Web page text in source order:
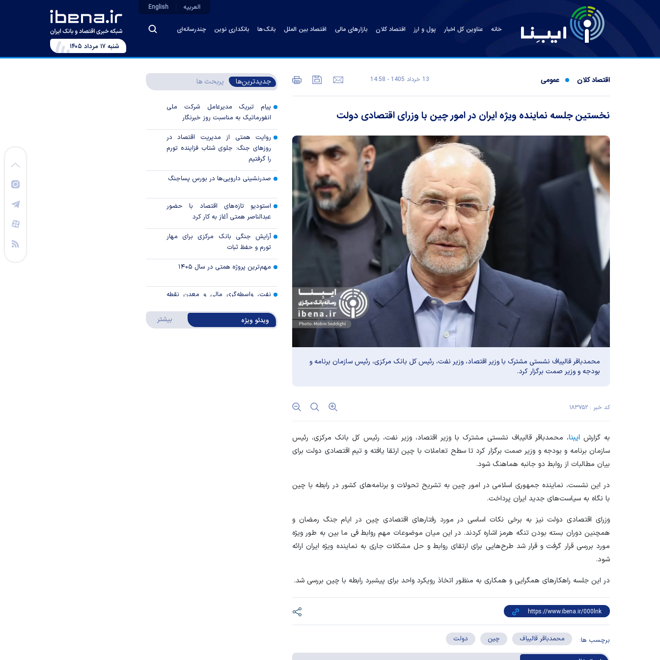
خانه عناوین کل اخبار پول و ارز اقتصاد کلان بازارهای مالی اقتصاد بین الملل بانک‌ها بانکداری نوین چندرسانه‌ای
العربیه English
شنبه ۱۷ مرداد ۱۴۰۵
اقتصاد کلان عمومی 13 خرداد 1405 - 14:58
نخستین جلسه نماینده ویژه ایران در امور چین با وزرای اقتصادی دولت
محمدباقر قالیباف نشستی مشترک با وزیر اقتصاد، وزیر نفت، رئیس کل بانک مرکزی، رئیس سازمان برنامه و
بودجه و وزیر صمت برگزار کرد.
کد خبر : ۱۸۳۷۵۲
به گزارش ایبنا، محمدباقر قالیباف نشستی مشترک با وزیر اقتصاد، وزیر نفت، رئیس کل بانک مرکزی، رئیس
سازمان برنامه و بودجه و وزیر صمت برگزار کرد تا سطح تعاملات با چین ارتقا یافته و تیم اقتصادی دولت برای
بیان مطالبات از روابط دو جانبه هماهنگ شود.
در این نشست، نماینده جمهوری اسلامی در امور چین به تشریح تحولات و برنامه‌های کشور در رابطه با چین
با نگاه به سیاست‌های جدید ایران پرداخت.
وزرای اقتصادی دولت نیز به برخی نکات اساسی در مورد رفتار‌های اقتصادی چین در ایام جنگ رمضان و
همچنین دوران بسته بودن تنگه هرمز اشاره کردند. در این میان موضوعات مهم روابط فی ما بین به طور ویژه
مورد بررسی قرار گرفت و قرار شد طرح‌هایی برای ارتقای روابط و حل مشکلات جاری به نماینده ویژه ایران ارائه
شود.
در این جلسه راهکار‌های همگرایی و همکاری به منظور اتخاذ رویکرد واحد برای پیشبرد رابطه با چین بررسی شد.
برچسب ها: محمدباقر قالیباف چین دولت
جدیدترین‌ها پربحث ها
پیام تبریک مدیرعامل شرکت ملی
انفورماتیک به مناسبت روز خبرنگار
روایت همتی از مدیریت اقتصاد در
روزهای جنگ: جلوی شتاب فزاینده تورم
را گرفتیم
صدرنشینی دارویی‌ها در بورس پساجنگ
استودیو تازه‌های اقتصاد با حضور
عبدالناصر همتی آغاز به کار کرد
آرایش جنگی بانک مرکزی برای مهار
تورم و حفظ ثبات
مهم‌ترین پروژه همتی در سال ۱۴۰۵
نفت، واسطه‌گری مالی و معدن نقطه
خدمات بانک تجارت در یک نگاه
ویدئو ویژه بیشتر درباره ویدئو ویژه